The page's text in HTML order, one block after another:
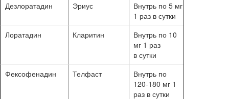
Дезлоратадин Эриус
Внутрь по 5 мг
1 раз в сутки
Лоратадин Кларитин
Внутрь по 10
мг 1 раз
в сутки
Фексофенадин Телфаст
Внутрь по
120-180 мг 1
раз в сутки